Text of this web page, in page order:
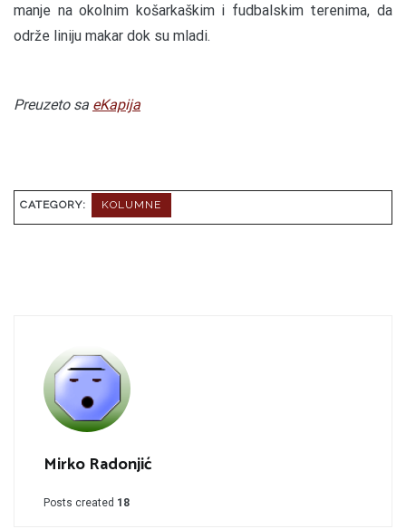
manje na okolnim košarkaškim i fudbalskim terenima, da
održe liniju makar dok su mladi.
Preuzeto sa eKapija
CATEGORY: KOLUMNE
Mirko Radonjić
Posts created 18